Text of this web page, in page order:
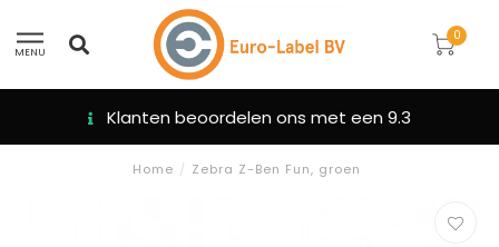
MENU
0
Klanten beoordelen ons met een 9.3
Home / Zebra Z-Ben Fun, groen